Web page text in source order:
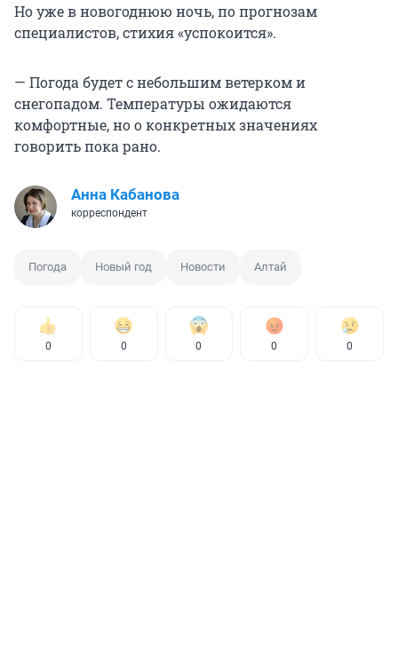
Но уже в новогоднюю ночь, по прогнозам
специалистов, стихия «успокоится».
— Погода будет с небольшим ветерком и
снегопадом. Температуры ожидаются
комфортные, но о конкретных значениях
говорить пока рано.
Анна Кабанова
корреспондент
Погода Новый год Новости Алтай
0 0 0 0 0